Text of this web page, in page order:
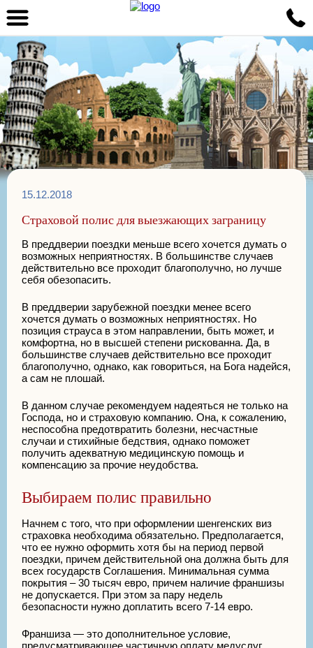
15.12.2018
Страховой полис для выезжающих заграницу
В преддверии поездки меньше всего хочется думать о
возможных неприятностях. В большинстве случаев
действительно все проходит благополучно, но лучше
себя обезопасить.
В преддверии зарубежной поездки менее всего
хочется думать о возможных неприятностях. Но
позиция страуса в этом направлении, быть может, и
комфортна, но в высшей степени рискованна. Да, в
большинстве случаев действительно все проходит
благополучно, однако, как говориться, на Бога надейся,
а сам не плошай.
В данном случае рекомендуем надеяться не только на
Господа, но и страховую компанию. Она, к сожалению,
неспособна предотвратить болезни, несчастные
случаи и стихийные бедствия, однако поможет
получить адекватную медицинскую помощь и
компенсацию за прочие неудобства.
Выбираем полис правильно
Начнем с того, что при оформлении шенгенских виз
страховка необходима обязательно. Предполагается,
что ее нужно оформить хотя бы на период первой
поездки, причем действительной она должна быть для
всех государств Соглашения. Минимальная сумма
покрытия – 30 тысяч евро, причем наличие франшизы
не допускается. При этом за пару недель
безопасности нужно доплатить всего 7-14 евро.
Франшиза — это дополнительное условие,
предусматривающее частичную оплату медуслуг